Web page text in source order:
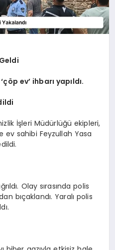
ev’ ihbarı yapıldı.
İşleri Müdürlüğü ekipleri,
sahibi Feyzullah Yasa
Olay sırasında polis
bıçaklandı. Yaralı polis